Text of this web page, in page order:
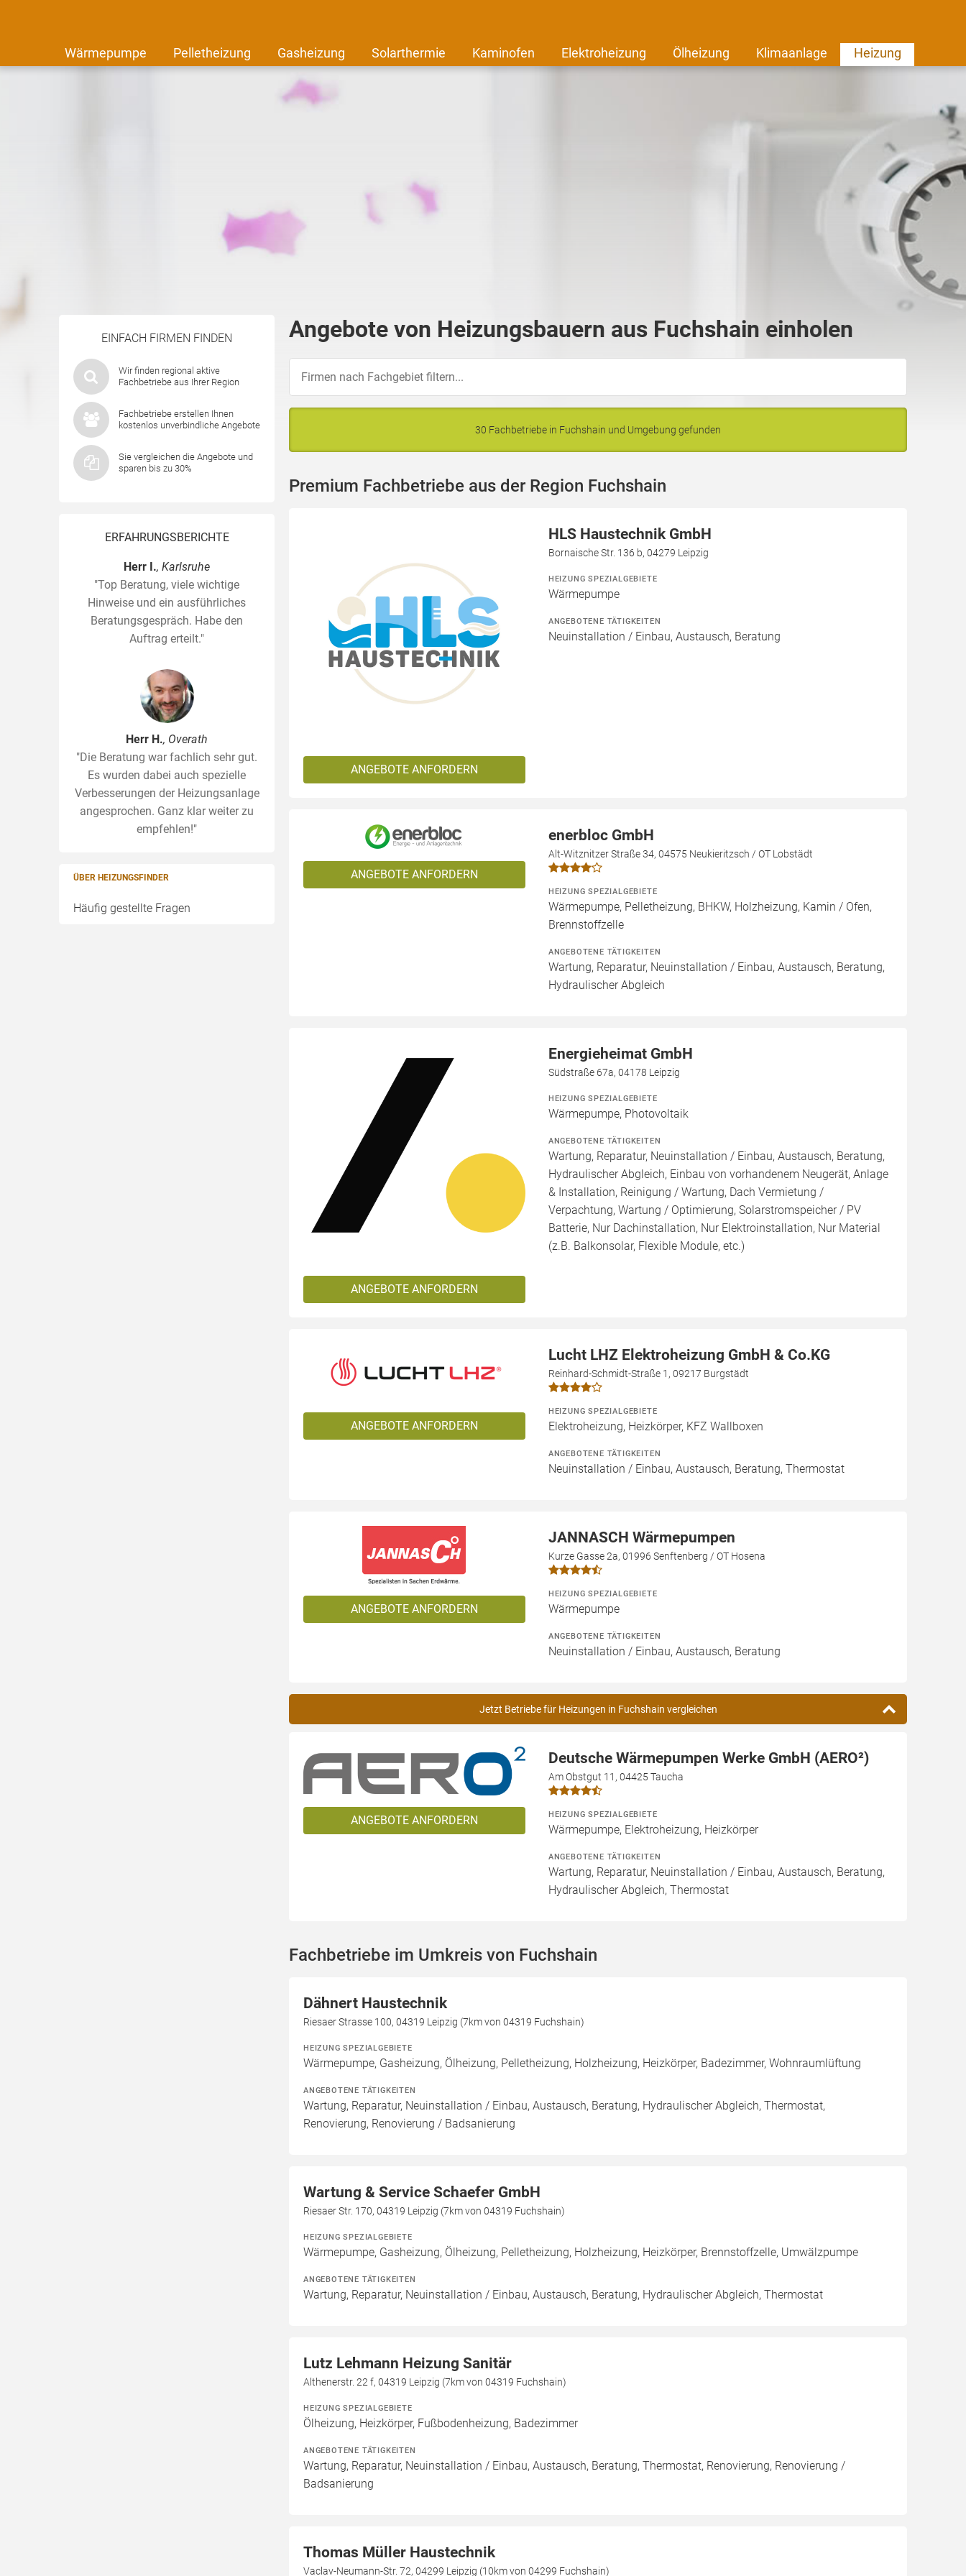
Wärmepumpe Pelletheizung Gasheizung Solarthermie Kaminofen Elektroheizung Ölheizung Klimaanlage Heizung
EINFACH FIRMEN FINDEN
Wir finden regional aktive
Fachbetriebe aus Ihrer Region
Fachbetriebe erstellen Ihnen
kostenlos unverbindliche Angebote
Sie vergleichen die Angebote und
sparen bis zu 30%
ERFAHRUNGSBERICHTE
Herr I., Karlsruhe
"Top Beratung, viele wichtige
Hinweise und ein ausführliches
Beratungsgespräch. Habe den
Auftrag erteilt."
Herr H., Overath
"Die Beratung war fachlich sehr gut.
Es wurden dabei auch spezielle
Verbesserungen der Heizungsanlage
angesprochen. Ganz klar weiter zu
empfehlen!"
ÜBER HEIZUNGSFINDER
Häufig gestellte Fragen
Angebote von Heizungsbauern aus Fuchshain einholen
30 Fachbetriebe in Fuchshain und Umgebung gefunden
Premium Fachbetriebe aus der Region Fuchshain
ANGEBOTE ANFORDERN
HLS Haustechnik GmbH
Bornaische Str. 136 b, 04279 Leipzig
HEIZUNG SPEZIALGEBIETE
Wärmepumpe
ANGEBOTENE TÄTIGKEITEN
Neuinstallation / Einbau, Austausch, Beratung
ANGEBOTE ANFORDERN
enerbloc GmbH
Alt-Witznitzer Straße 34, 04575 Neukieritzsch / OT Lobstädt
HEIZUNG SPEZIALGEBIETE
Wärmepumpe, Pelletheizung, BHKW, Holzheizung, Kamin / Ofen,
Brennstoffzelle
ANGEBOTENE TÄTIGKEITEN
Wartung, Reparatur, Neuinstallation / Einbau, Austausch, Beratung,
Hydraulischer Abgleich
ANGEBOTE ANFORDERN
Energieheimat GmbH
Südstraße 67a, 04178 Leipzig
HEIZUNG SPEZIALGEBIETE
Wärmepumpe, Photovoltaik
ANGEBOTENE TÄTIGKEITEN
Wartung, Reparatur, Neuinstallation / Einbau, Austausch, Beratung,
Hydraulischer Abgleich, Einbau von vorhandenem Neugerät, Anlage
& Installation, Reinigung / Wartung, Dach Vermietung /
Verpachtung, Wartung / Optimierung, Solarstromspeicher / PV
Batterie, Nur Dachinstallation, Nur Elektroinstallation, Nur Material
(z.B. Balkonsolar, Flexible Module, etc.)
ANGEBOTE ANFORDERN
Lucht LHZ Elektroheizung GmbH & Co.KG
Reinhard-Schmidt-Straße 1, 09217 Burgstädt
HEIZUNG SPEZIALGEBIETE
Elektroheizung, Heizkörper, KFZ Wallboxen
ANGEBOTENE TÄTIGKEITEN
Neuinstallation / Einbau, Austausch, Beratung, Thermostat
ANGEBOTE ANFORDERN
JANNASCH Wärmepumpen
Kurze Gasse 2a, 01996 Senftenberg / OT Hosena
HEIZUNG SPEZIALGEBIETE
Wärmepumpe
ANGEBOTENE TÄTIGKEITEN
Neuinstallation / Einbau, Austausch, Beratung
Jetzt Betriebe für Heizungen in Fuchshain vergleichen
ANGEBOTE ANFORDERN
Deutsche Wärmepumpen Werke GmbH (AERO²)
Am Obstgut 11, 04425 Taucha
HEIZUNG SPEZIALGEBIETE
Wärmepumpe, Elektroheizung, Heizkörper
ANGEBOTENE TÄTIGKEITEN
Wartung, Reparatur, Neuinstallation / Einbau, Austausch, Beratung,
Hydraulischer Abgleich, Thermostat
Fachbetriebe im Umkreis von Fuchshain
Dähnert Haustechnik
Riesaer Strasse 100, 04319 Leipzig (7km von 04319 Fuchshain)
HEIZUNG SPEZIALGEBIETE
Wärmepumpe, Gasheizung, Ölheizung, Pelletheizung, Holzheizung, Heizkörper, Badezimmer, Wohnraumlüftung
ANGEBOTENE TÄTIGKEITEN
Wartung, Reparatur, Neuinstallation / Einbau, Austausch, Beratung, Hydraulischer Abgleich, Thermostat,
Renovierung, Renovierung / Badsanierung
Wartung & Service Schaefer GmbH
Riesaer Str. 170, 04319 Leipzig (7km von 04319 Fuchshain)
HEIZUNG SPEZIALGEBIETE
Wärmepumpe, Gasheizung, Ölheizung, Pelletheizung, Holzheizung, Heizkörper, Brennstoffzelle, Umwälzpumpe
ANGEBOTENE TÄTIGKEITEN
Wartung, Reparatur, Neuinstallation / Einbau, Austausch, Beratung, Hydraulischer Abgleich, Thermostat
Lutz Lehmann Heizung Sanitär
Althenerstr. 22 f, 04319 Leipzig (7km von 04319 Fuchshain)
HEIZUNG SPEZIALGEBIETE
Ölheizung, Heizkörper, Fußbodenheizung, Badezimmer
ANGEBOTENE TÄTIGKEITEN
Wartung, Reparatur, Neuinstallation / Einbau, Austausch, Beratung, Thermostat, Renovierung, Renovierung /
Badsanierung
Thomas Müller Haustechnik
Vaclav-Neumann-Str. 72, 04299 Leipzig (10km von 04299 Fuchshain)